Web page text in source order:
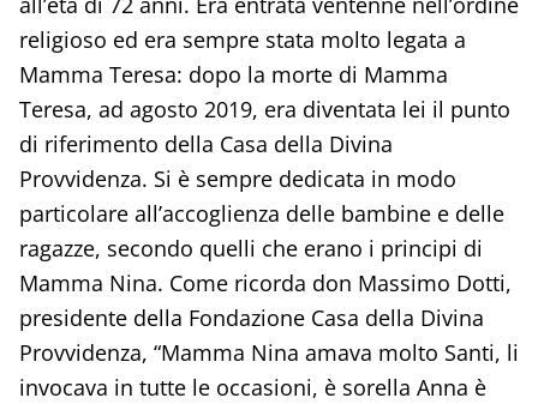
religioso ed era sempre stata molto legata a
Mamma Teresa: dopo la morte di Mamma
Teresa, ad agosto 2019, era diventata lei il punto
di riferimento della Casa della Divina
Provvidenza. Si è sempre dedicata in modo
particolare all’accoglienza delle bambine e delle
ragazze, secondo quelli che erano i principi di
Mamma Nina. Come ricorda don Massimo Dotti,
presidente della Fondazione Casa della Divina
Provvidenza, “Mamma Nina amava molto Santi, li
invocava in tutte le occasioni, è sorella Anna è